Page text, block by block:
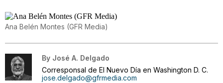
Ana Belén Montes (GFR Media)
By José A. Delgado
Corresponsal de El Nuevo Día en Washington D. C.
jose.delgado@gfrmedia.com